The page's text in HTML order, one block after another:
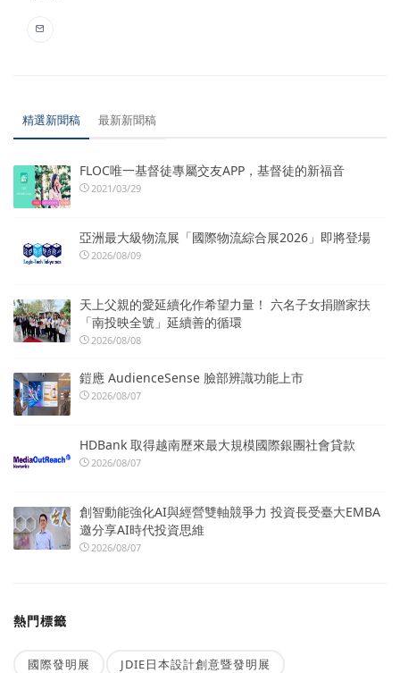
精選新聞稿 最新新聞稿
FLOC唯一基督徒專屬交友APP，基督徒的新福音
2021/03/29
亞洲最大級物流展「國際物流綜合展2026」即將登場
2026/08/09
天上父親的愛延續化作希望力量！ 六名子女捐贈家扶
「南投映全號」延續善的循環
2026/08/08
鎧應 AudienceSense 臉部辨識功能上市
2026/08/07
HDBank 取得越南歷來最大規模國際銀團社會貸款
2026/08/07
創智動能強化AI與經營雙軸競爭力 投資長受臺大EMBA
邀分享AI時代投資思維
2026/08/07
熱門標籤
國際發明展 JDIE日本設計創意暨發明展